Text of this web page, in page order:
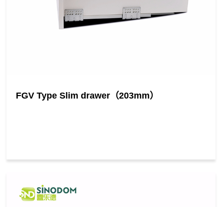
FGV Type Slim drawer（203mm）